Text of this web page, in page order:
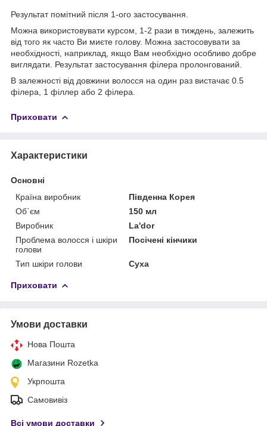
Результат помітний після 1-ого застосування.
Можна використовувати курсом, 1-2 рази в тиждень, залежить
від того як часто Ви миєте голову. Можна застосовувати за
необхідності, наприклад, якщо Вам необхідно особливо добре
виглядати. Результат застосування філера пролонгований.
В залежності від довжини волосся на один раз вистачає 0.5
філера, 1 філлер або 2 філера.
Приховати
Характеристики
Основні
Країна виробник
Південна Корея
Об`єм
150 мл
Виробник
La'dor
Проблема волосся і шкіри
голови
Посічені кінчики
Тип шкіри голови Суха
Приховати
Умови доставки
Нова Пошта
Магазини Rozetka
Укрпошта
Самовивіз
Всі умови доставки